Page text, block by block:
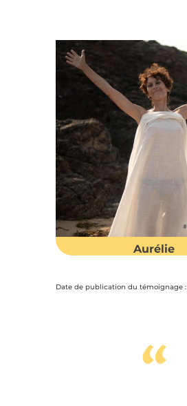
Aurélie
Date de publication du témoignage :
“